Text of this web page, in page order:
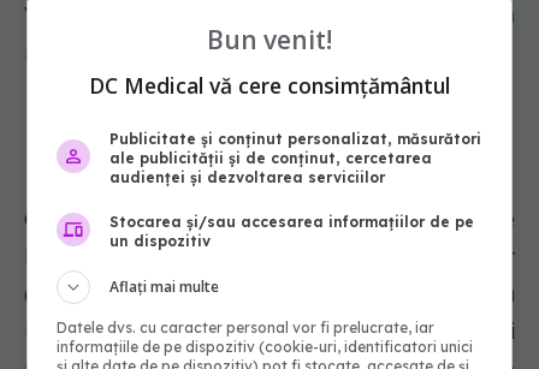
Vezi și:
Ce înseamnă când cineva își schimbă
numele. Cum te afectează acest lucru
Infecție a tractului urinar
O infecție a tractului urinar este o infecție
bacteriană care apare oriunde în tractul urinar
(a se citi: rinichi, uretră, uretere și vezică
urinară) și va provoca în mod obișnuit dureri
Bun venit!
DC Medical vă cere consimțământul
Publicitate și conținut personalizat, măsurători
ale publicității și de conținut, cercetarea
audienței și dezvoltarea serviciilor
Stocarea și/sau accesarea informațiilor de pe
un dispozitiv
Aflați mai multe
Datele dvs. cu caracter personal vor fi prelucrate, iar
informațiile de pe dispozitiv (cookie-uri, identificatori unici